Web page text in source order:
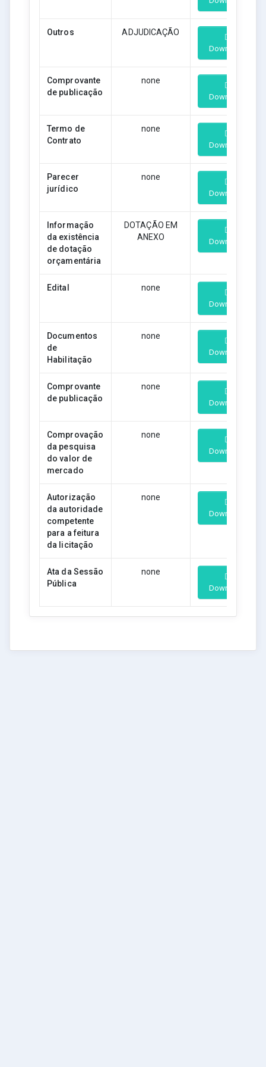
Outros ADJUDICAÇÃO
Download
Comprovante
de publicação
none
Download
Termo de
Contrato
none
Download
Parecer
jurídico
none
Download
Informação
da existência
de dotação
orçamentária
DOTAÇÃO EM
ANEXO
Download
Edital none
Download
Documentos
de
Habilitação
none
Download
Comprovante
de publicação
none
Download
Comprovação
da pesquisa
do valor de
mercado
none
Download
Autorização
da autoridade
competente
para a feitura
da licitação
none
Download
Ata da Sessão
Pública
none
Download